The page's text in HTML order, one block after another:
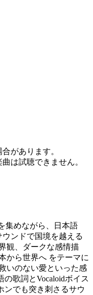
があります。
は試聴できません。
集めながら、日本語
ンドで国境を越える
観、ダークな感情描
から世界へ をテーマに
いのない愛といった感
歌詞とVocaloidボイス
ンでも突き刺さるサウ